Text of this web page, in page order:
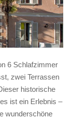
6 Schlafzimmer
zwei Terrassen
historische
ist ein Erlebnis –
wunderschöne